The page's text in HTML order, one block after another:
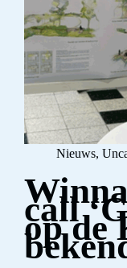
Nieuws,
call
op de